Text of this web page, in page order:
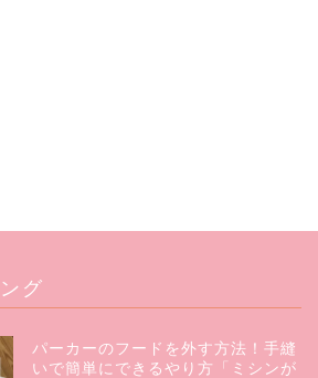
グ
パーカーのフードを外す方法！手縫
いで簡単にできるやり方「ミシンが